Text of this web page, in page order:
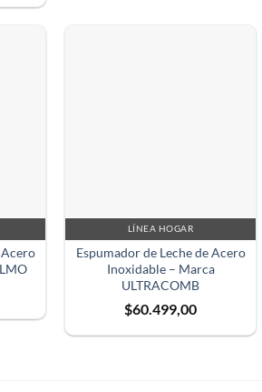
Acero
LÍNEA HOGAR
Espumador de Leche de Acero
Inoxidable – Marca
ULTRACOMB
$60.499,00